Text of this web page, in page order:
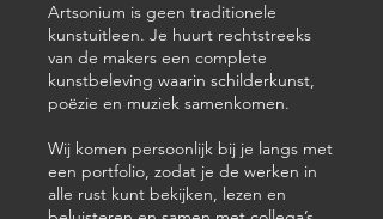
Artsonium is geen traditionele
kunstuitleen. Je huurt rechtstreeks
van de makers een complete
kunstbeleving waarin schilderkunst,
poëzie en muziek samenkomen.
Wij komen persoonlijk bij je langs met
een portfolio, zodat je de werken in
alle rust kunt bekijken, lezen en